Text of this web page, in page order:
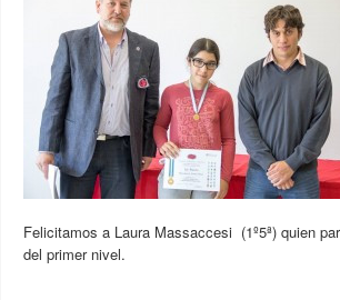
Felicitamos a Laura Massaccesi (1º5ª) quien
del primer nivel.